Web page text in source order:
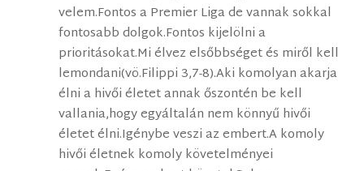
velem.Fontos a Premier Liga de vannak sokkal
fontosabb dolgok.Fontos kijelölni a
prioritásokat.Mi élvez elsőbbséget és miről kell
lemondani(vö.Filippi 3,7-8).Aki komolyan akarja
élni a hivői életet annak őszontén be kell
vallania,hogy egyáltalán nem könnyű hivői
életet élni.Igénybe veszi az embert.A komoly
hivői életnek komoly követelményei